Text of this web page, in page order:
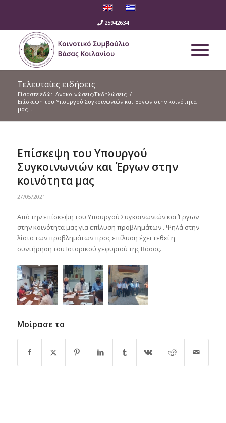
25942634
Τελευταίες ειδήσεις
Είσαστε εδώ: Ανακοινώσεις/Εκδηλώσεις /
Επίσκεψη του Υπουργού Συγκοινωνιών και Έργων στην κοινότητα
μας...
Επίσκεψη του Υπουργού
Συγκοινωνιών και Έργων στην
κοινότητα μας
27/05/2021
Από την επίσκεψη του Υπουργού Συγκοινωνιών και Έργων
στην κοινότητα μας για επίλυση προβλημάτων . Ψηλά στην
λίστα των προβλημάτων προς επίλυση έχει τεθεί η
συντήρηση του Ιστορικού γεφυριού της Βάσας.
Μοίρασε το